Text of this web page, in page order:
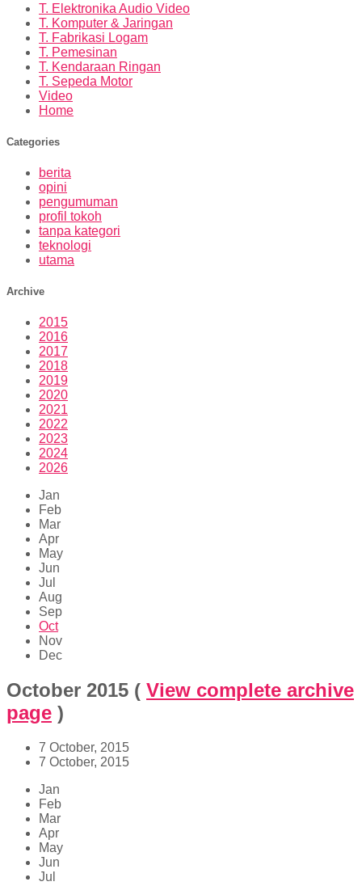
T. Elektronika Audio Video
T. Komputer & Jaringan
T. Fabrikasi Logam
T. Pemesinan
T. Kendaraan Ringan
T. Sepeda Motor
Video
Home
Categories
berita
opini
pengumuman
profil tokoh
tanpa kategori
teknologi
utama
Archive
2015
2016
2017
2018
2019
2020
2021
2022
2023
2024
2026
Jan
Feb
Mar
Apr
May
Jun
Jul
Aug
Sep
Oct
Nov
Dec
October 2015 ( View complete archive
page )
7 October, 2015
7 October, 2015
Jan
Feb
Mar
Apr
May
Jun
Jul